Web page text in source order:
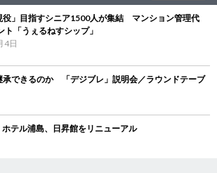
役」目指すシニア1500人が集結 マンション管理代
ト「うぇるねすシップ」
4日
承できるのか 「デジブレ」説明会／ラウンドテーブ
テル浦島、日昇館をリニューアル